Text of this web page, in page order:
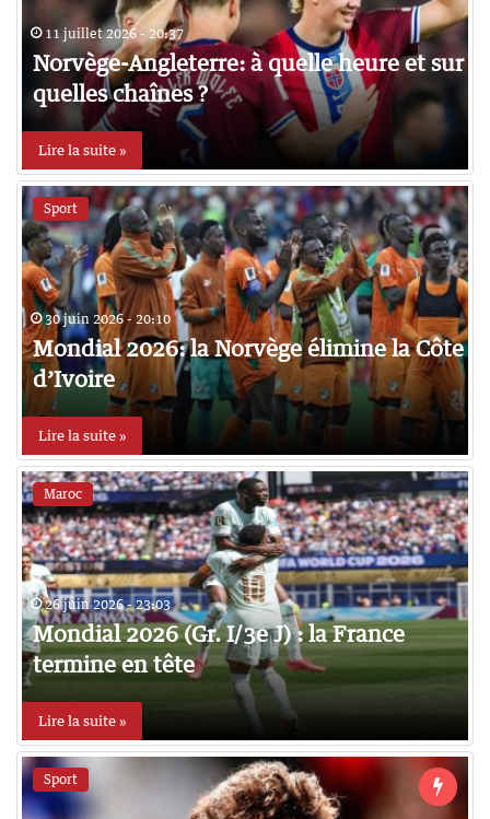
11 juillet 2026 - 20:37
Norvège-Angleterre: à quelle heure et sur
quelles chaînes ?
Lire la suite »
Sport
30 juin 2026 - 20:10
Mondial 2026: la Norvège élimine la Côte
d’Ivoire
Lire la suite »
Maroc
26 juin 2026 - 23:03
Mondial 2026 (Gr. I/3e J) : la France
termine en tête
Lire la suite »
Sport